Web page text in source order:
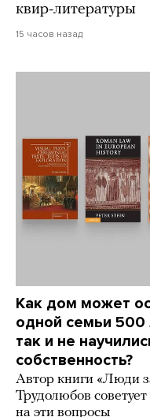
квир-литературы
15 часов назад
Как дом может
одной семьи 500
так и не
собственность?
Автор книги «Люди
Трудолюбов
на эти вопросы